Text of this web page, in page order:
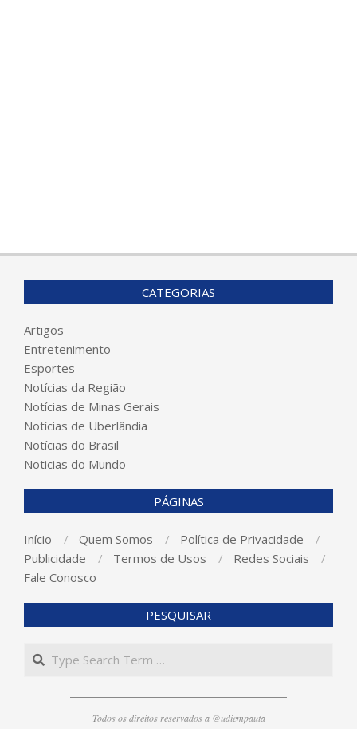
CATEGORIAS
Artigos
Entretenimento
Esportes
Notícias da Região
Notícias de Minas Gerais
Notícias de Uberlândia
Notícias do Brasil
Noticias do Mundo
PÁGINAS
Início Quem Somos
Política de Privacidade
Publicidade
Termos de Usos
Redes Sociais
Fale Conosco
PESQUISAR
Search
Todos os direitos reservados a @udiempauta